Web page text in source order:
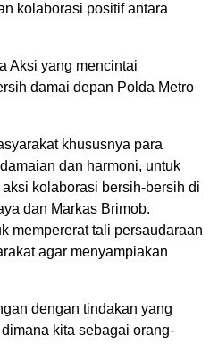
kolaborasi positif antara
Aksi yang mencintai
damai depan Polda Metro
khususnya para
dan harmoni, untuk
kolaborasi bersih-bersih di
dan Markas Brimob.
mempererat tali persaudaraan
agar menyampiakan
dengan tindakan yang
kita sebagai orang-